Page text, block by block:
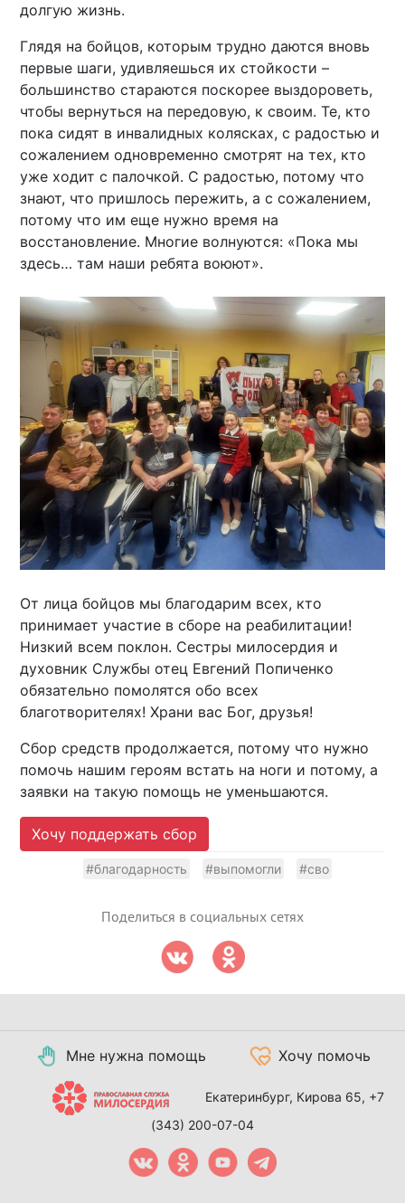
долгую жизнь.
Глядя на бойцов, которым трудно даются вновь
первые шаги, удивляешься их стойкости –
большинство стараются поскорее выздороветь,
чтобы вернуться на передовую, к своим. Те, кто
пока сидят в инвалидных колясках, с радостью и
сожалением одновременно смотрят на тех, кто
уже ходит с палочкой. С радостью, потому что
знают, что пришлось пережить, а с сожалением,
потому что им еще нужно время на
восстановление. Многие волнуются: «Пока мы
здесь… там наши ребята воюют».
От лица бойцов мы благодарим всех, кто
принимает участие в сборе на реабилитации!
Низкий всем поклон. Сестры милосердия и
духовник Службы отец Евгений Попиченко
обязательно помолятся обо всех
благотворителях! Храни вас Бог, друзья!
Сбор средств продолжается, потому что нужно
помочь нашим героям встать на ноги и потому, а
заявки на такую помощь не уменьшаются.
Хочу поддержать сбор
#благодарность #выпомогли #сво
Поделиться в социальных сетях
Мне нужна помощь Хочу помочь
Екатеринбург, Кирова 65, +7
(343) 200-07-04